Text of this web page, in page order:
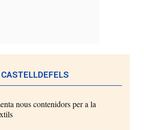
nous contenidors per a la